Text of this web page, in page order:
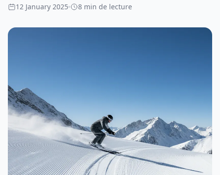
12 January 2025 8 min de lecture